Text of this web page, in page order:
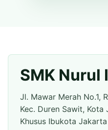
SMK Nurul
Jl. Mawar Merah No.1,
Kec. Duren Sawit,
Khusus Ibukota